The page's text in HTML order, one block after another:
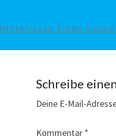
Hinterlasse Einen
Schreibe
Deine E-Mail-
Kommentar *